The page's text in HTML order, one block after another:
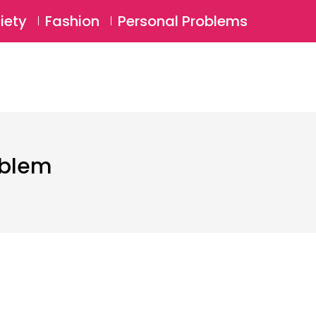
Login ⚲
Fashion Personal Problems